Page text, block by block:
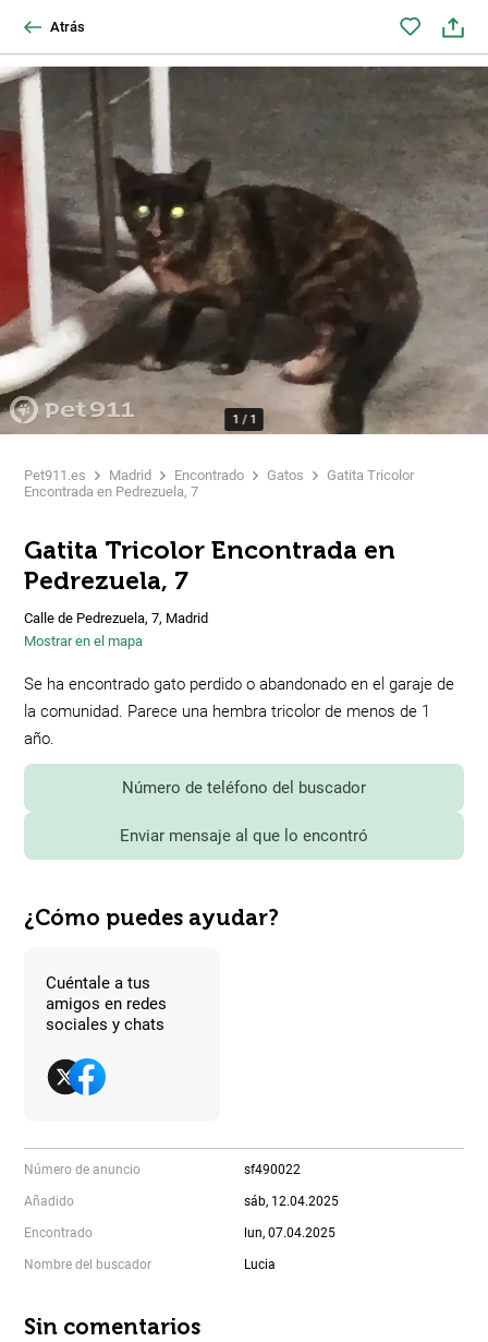
Atrás
1 / 1
Pet911.es Madrid Encontrado Gatos
Gatita Tricolor
Encontrada en Pedrezuela, 7
Gatita Tricolor Encontrada en
Pedrezuela, 7
Calle de Pedrezuela, 7, Madrid
Mostrar en el mapa
Se ha encontrado gato perdido o abandonado en el garaje de
la comunidad. Parece una hembra tricolor de menos de 1
año.
Número de teléfono del buscador
Enviar mensaje al que lo encontró
¿Cómo puedes ayudar?
Cuéntale a tus
amigos en redes
sociales y chats
Número de anuncio sf490022
Añadido sáb, 12.04.2025
Encontrado lun, 07.04.2025
Nombre del buscador Lucia
Sin comentarios